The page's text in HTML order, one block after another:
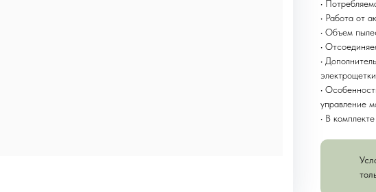
•
• Работа от
• Объем
•
•
электрощетки
•
управление
• В